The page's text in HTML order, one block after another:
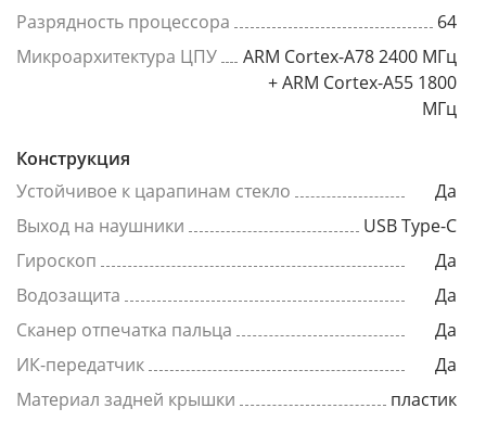
Разрядность процессора
64
Микроархитектура ЦПУ
ARM Cortex-A78 2400 МГц
+ ARM Cortex-A55 1800
МГц
Конструкция
Устойчивое к царапинам стекло
Да
Выход на наушники
USB Type-C
Гироскоп
Да
Водозащита
Да
Сканер отпечатка пальца
Да
ИК-передатчик
Да
Материал задней крышки
пластик